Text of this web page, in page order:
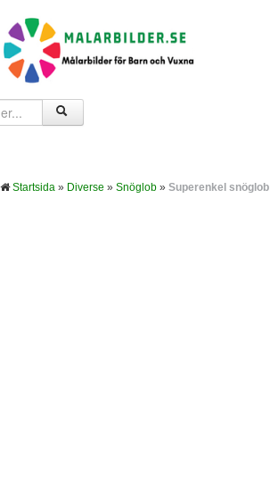
Startsida » Diverse » Snöglob » Superenkel snöglob